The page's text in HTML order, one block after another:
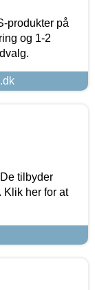
produkter på
og 1-2
tilbyder
Klik her for at